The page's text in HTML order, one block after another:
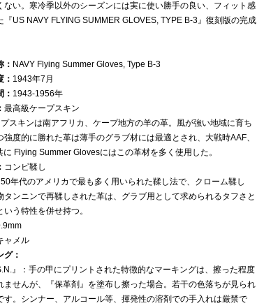
ない。寒冷季以外のシーズンには実に使い勝手の良い、フィット感
『US NAVY FLYING SUMMER GLOVES, TYPE B-3』復刻版の完成
： NAVY Flying Summer Gloves, Type B-3
： 1943年7月
： 1943-1956年
最高級ケープスキン
スキンは南アフリカ、ケープ地方の羊の革。風が強い地域に育ち
強度的に勝れた革は薄手のグラブ材には最適とされ、大戦時AAF、
に Flying Summer Glovesにはこの革材を多く使用した。
コンビ鞣し
年代のアメリカで最も多く用いられた鞣し法で、クローム鞣し
タンニンで再鞣しされた革は、グラブ用として求められるタフさと
いう特性を併せ持つ。
ャメル
グ：
』：手の甲にプリントされた特徴的なマーキングは、擦った程度
ませんが、『保革剤』を塗布し擦った場合。若干の色落ちが見られ
す。シンナー、アルコール等、揮発性の溶剤での手入れは厳禁で